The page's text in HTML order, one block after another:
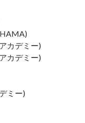
カデミー)
カデミー)
ミー)